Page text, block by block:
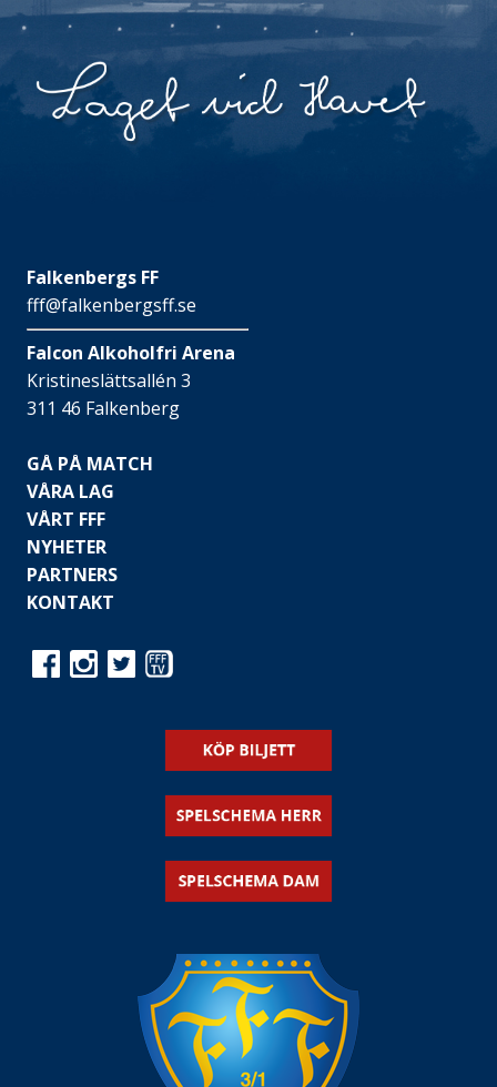
Falkenbergs FF
fff@falkenbergsff.se
Falcon Alkoholfri Arena
Kristineslättsallén 3
311 46 Falkenberg
GÅ PÅ MATCH
VÅRA LAG
VÅRT FFF
NYHETER
PARTNERS
KONTAKT